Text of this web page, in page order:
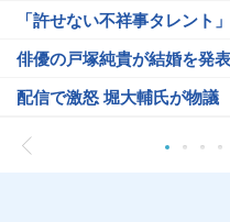
「許せない不祥事タレント
俳優の戸塚純貴が結婚を発表
配信で激怒 堀大輔氏が物議